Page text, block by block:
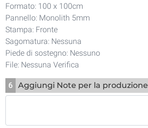
Formato: 100 x 100cm
Pannello: Monolith 5mm
Stampa: Fronte
Sagomatura: Nessuna
Piede di sostegno: Nessuno
File: Nessuna Verifica
6 Aggiungi Note per la produzione